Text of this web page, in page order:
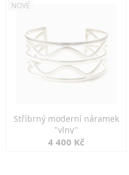
NOVÉ
Stříbrný moderní náramek
"vlny"
4 400 Kč